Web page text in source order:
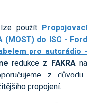
lze použít Propojovací
(MOST) do ISO - Ford
pro autorádio -
redukce z FAKRAna
z důvodu
propojení.